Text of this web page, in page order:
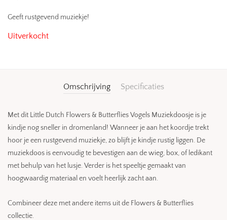
Geeft rustgevend muziekje!
Uitverkocht
Omschrijving Specificaties
Met dit Little Dutch Flowers & Butterflies Vogels Muziekdoosje is je
kindje nog sneller in dromenland! Wanneer je aan het koordje trekt
hoor je een rustgevend muziekje, zo blijft je kindje rustig liggen. De
muziekdoos is eenvoudig te bevestigen aan de wieg, box, of ledikant
met behulp van het lusje. Verder is het speeltje gemaakt van
hoogwaardig materiaal en voelt heerlijk zacht aan.
Combineer deze met andere items uit de Flowers & Butterflies
collectie.